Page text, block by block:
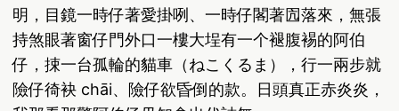
明，目鏡一時仔著愛掛咧、一時仔閣著囥落來，無張
持煞眼著窗仔門外口一樓大埕有一个褪腹裼的阿伯
仔，捒一台孤輪的貓車（ねこくるま），行一兩步就
險仔徛袂 chāi、險仔欲昏倒的款。日頭真正赤炎炎，